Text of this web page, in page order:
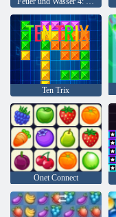
Ten Trix
Onet Connect